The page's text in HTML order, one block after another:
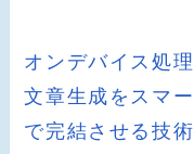
オンデバイス処
文章生成をスマ
で完結させる技